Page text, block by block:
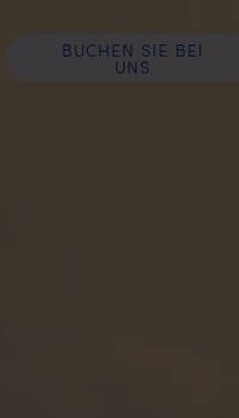
BUCHEN SIE BEI
UNS